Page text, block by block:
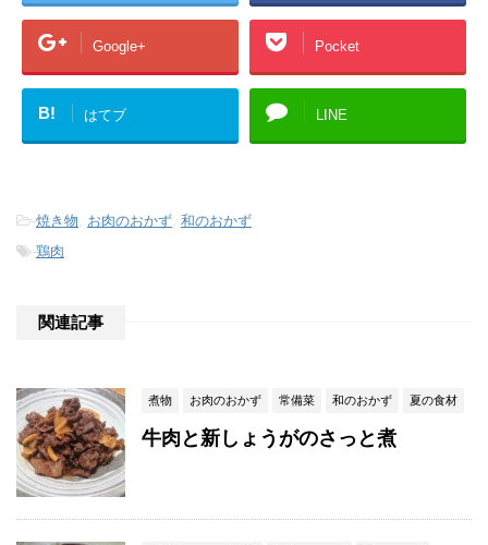
Google+ Pocket
B! はてブ LINE
-焼き物 お肉のおかず 和のおかず
-鶏肉
関連記事
煮物 お肉のおかず 常備菜 和のおかず 夏の食材
牛肉と新しょうがのさっと煮